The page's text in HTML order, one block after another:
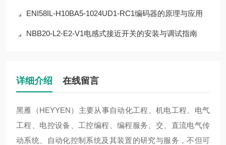
ENI58IL-H10BA5-1024UD1-RC1编码器的原理与应用
NBB20-L2-E2-V1电感式接近开关的安装与调试指南
详细介绍 在线留言
黑雁（HEYYEN）主要从事自动化工程、机电工程、电气
工程、电控设备、工控编程、编程服务、交、直流电气传
动系统、自动化控制系统及其装置的研究与服务，不但可